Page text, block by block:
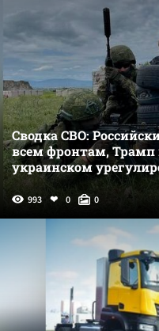
Сводка СВО:
всем фронтам, Трамп
украинском
993 0 0